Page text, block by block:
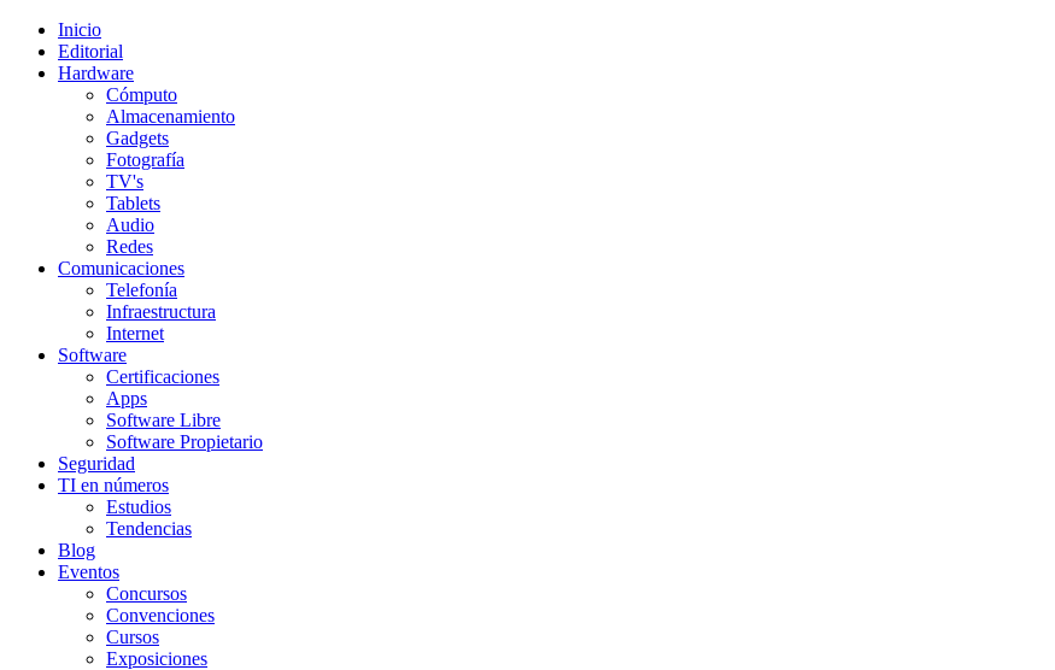
Inicio
Editorial
Hardware
Cómputo
Almacenamiento
Gadgets
Fotografía
TV's
Tablets
Audio
Redes
Comunicaciones
Telefonía
Infraestructura
Internet
Software
Certificaciones
Apps
Software Libre
Software Propietario
Seguridad
TI en números
Estudios
Tendencias
Blog
Eventos
Concursos
Convenciones
Cursos
Exposiciones